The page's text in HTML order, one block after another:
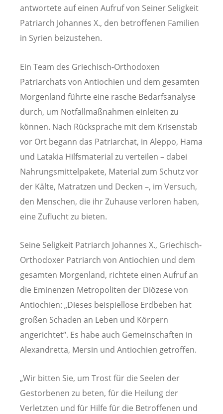
antwortete auf einen Aufruf von Seiner Seligkeit
Patriarch Johannes X., den betroffenen Familien
in Syrien beizustehen.
Ein Team des Griechisch-Orthodoxen
Patriarchats von Antiochien und dem gesamten
Morgenland führte eine rasche Bedarfsanalyse
durch, um Notfallmaßnahmen einleiten zu
können. Nach Rücksprache mit dem Krisenstab
vor Ort begann das Patriarchat, in Aleppo, Hama
und Latakia Hilfsmaterial zu verteilen – dabei
Nahrungsmittelpakete, Material zum Schutz vor
der Kälte, Matratzen und Decken –, im Versuch,
den Menschen, die ihr Zuhause verloren haben,
eine Zuflucht zu bieten.
Seine Seligkeit Patriarch Johannes X., Griechisch-
Orthodoxer Patriarch von Antiochien und dem
gesamten Morgenland, richtete einen Aufruf an
die Eminenzen Metropoliten der Diözese von
Antiochien: „Dieses beispiellose Erdbeben hat
großen Schaden an Leben und Körpern
angerichtet“. Es habe auch Gemeinschaften in
Alexandretta, Mersin und Antiochien getroffen.
„Wir bitten Sie, um Trost für die Seelen der
Gestorbenen zu beten, für die Heilung der
Verletzten und für Hilfe für die Betroffenen und